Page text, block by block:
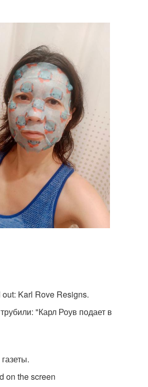
Karl Rove Resigns.
"Карл Роув подает в
on the screen